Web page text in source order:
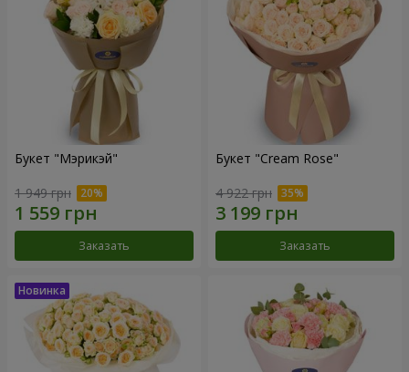
Букет "Мэрикэй"
1 949 грн
Заказать
Букет "Cream Rose"
4 922 грн
Заказать